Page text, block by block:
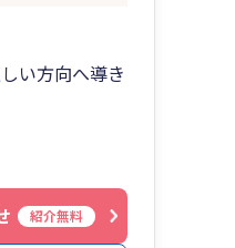
い方向へ導き
告いたしま
紹介無料